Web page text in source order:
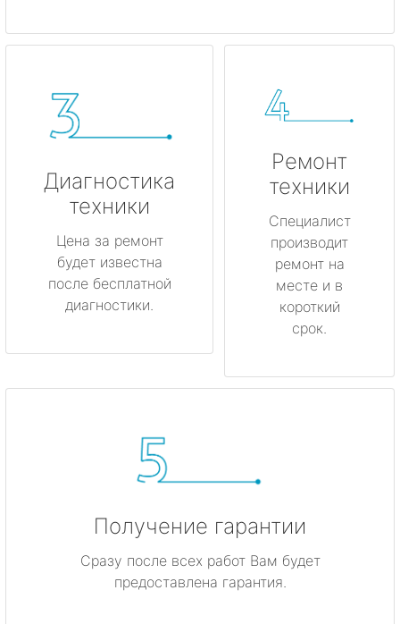
Диагностика
техники
Цена за ремонт
будет известна
после бесплатной
диагностики.
Ремонт
техники
Специалист
производит
ремонт на
месте и в
короткий
срок.
Получение гарантии
Сразу после всех работ Вам будет
предоставлена гарантия.